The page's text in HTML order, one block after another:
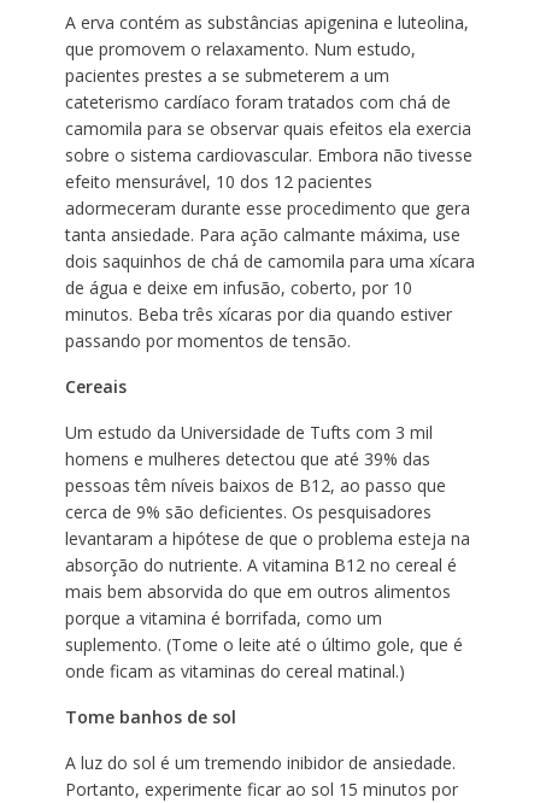
A erva contém as substâncias apigenina e luteolina,
que promovem o relaxamento. Num estudo,
pacientes prestes a se submeterem a um
cateterismo cardíaco foram tratados com chá de
camomila para se observar quais efeitos ela exercia
sobre o sistema cardiovascular. Embora não tivesse
efeito mensurável, 10 dos 12 pacientes
adormeceram durante esse procedimento que gera
tanta ansiedade. Para ação calmante máxima, use
dois saquinhos de chá de camomila para uma xícara
de água e deixe em infusão, coberto, por 10
minutos. Beba três xícaras por dia quando estiver
passando por momentos de tensão.
Cereais
Um estudo da Universidade de Tufts com 3 mil
homens e mulheres detectou que até 39% das
pessoas têm níveis baixos de B12, ao passo que
cerca de 9% são deficientes. Os pesquisadores
levantaram a hipótese de que o problema esteja na
absorção do nutriente. A vitamina B12 no cereal é
mais bem absorvida do que em outros alimentos
porque a vitamina é borrifada, como um
suplemento. (Tome o leite até o último gole, que é
onde ficam as vitaminas do cereal matinal.)
Tome banhos de sol
A luz do sol é um tremendo inibidor de ansiedade.
Portanto, experimente ficar ao sol 15 minutos por